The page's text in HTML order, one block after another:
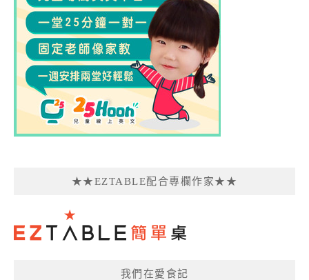
★★EZTABLE配合專欄作家★★
我們在愛食記